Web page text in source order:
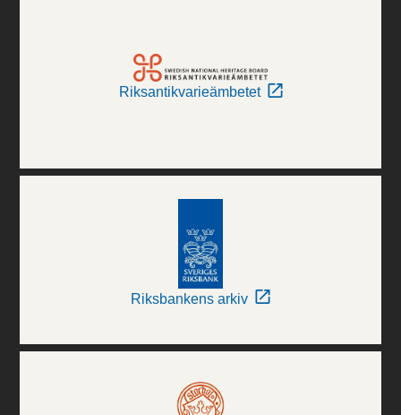
Riksantikvarieämbetet
Riksbankens arkiv